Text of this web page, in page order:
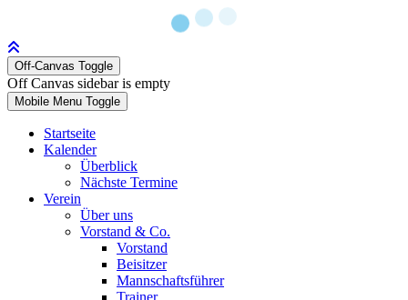
Off-Canvas Toggle
Off Canvas sidebar is empty
Mobile Menu Toggle
Startseite
Kalender
Überblick
Nächste Termine
Verein
Über uns
Vorstand & Co.
Vorstand
Beisitzer
Mannschaftsführer
Trainer